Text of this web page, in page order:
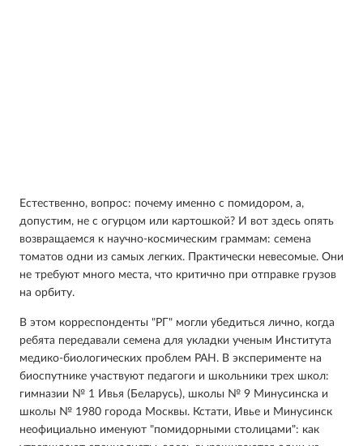
Естественно, вопрос: почему именно с помидором, а,
допустим, не с огурцом или картошкой? И вот здесь опять
возвращаемся к научно-космическим граммам: семена
томатов одни из самых легких. Практически невесомые. Они
не требуют много места, что критично при отправке грузов
на орбиту.
В этом корреспонденты "РГ" могли убедиться лично, когда
ребята передавали семена для укладки ученым Института
медико-биологических проблем РАН. В эксперименте на
биоспутнике участвуют педагоги и школьники трех школ:
гимназии № 1 Ивья (Беларусь), школы № 9 Минусинска и
школы № 1980 города Москвы. Кстати, Ивье и Минусинск
неофициально именуют "помидорными столицами": как